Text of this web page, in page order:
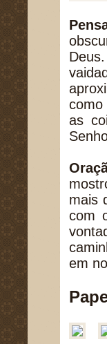
como
as
mais
com
em